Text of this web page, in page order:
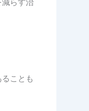
らす治
ことも